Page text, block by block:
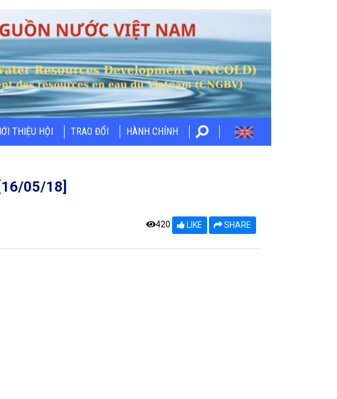
THIỆU HỘI TRAO ĐỔI HÀNH CHÍNH
05/18]
420 LIKE SHARE